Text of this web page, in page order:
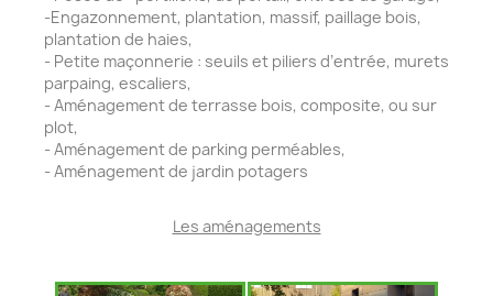
-Engazonnement, plantation, massif, paillage bois,
plantation de haies,
- Petite maçonnerie : seuils et piliers d’entrée, murets
parpaing, escaliers,
-Aménagement de terrasse bois, composite, ou sur
plot,
-Aménagement de parking perméables,
-Aménagement de jardin potagers
Les aménagements